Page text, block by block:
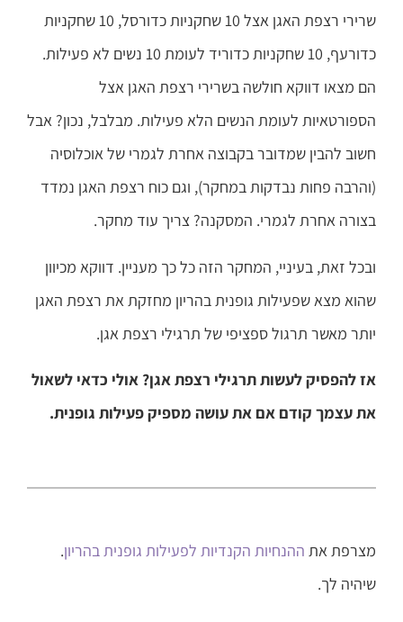
שרירי רצפת האגן אצל 10 שחקניות כדורסל, 10 שחקניות
כדורעף, 10 שחקניות כדוריד לעומת 10 נשים לא פעילות.
הם מצאו דווקא חולשה בשרירי רצפת האגן אצל
הספורטאיות לעומת הנשים הלא פעילות. מבלבל, נכון? אבל
חשוב להבין שמדובר בקבוצה אחרת לגמרי של אוכלוסיה
(והרבה פחות נבדקות במחקר), וגם כוח רצפת האגן נמדד
בצורה אחרת לגמרי. המסקנה? צריך עוד מחקר.
ובכל זאת, בעיניי, המחקר הזה כל כך מעניין. דווקא מכיוון
שהוא מצא שפעילות גופנית בהריון מחזקת את רצפת האגן
יותר מאשר תרגול ספציפי של תרגילי רצפת אגן.
אז להפסיק לעשות תרגילי רצפת אגן? אולי כדאי לשאול
את עצמך קודם אם את עושה מספיק פעילות גופנית.
מצרפת את ההנחיות הקנדיות לפעילות גופנית בהריון.
שיהיה לך.